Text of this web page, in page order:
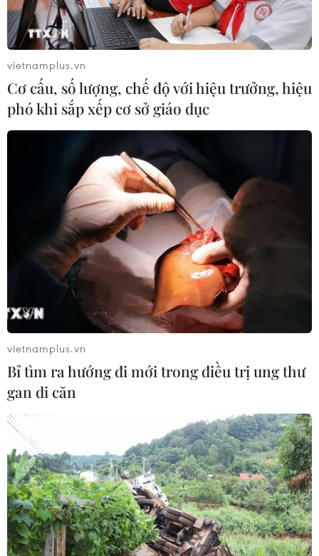
TIN CÙNG CHUYÊN MỤC
Tiến "Bịp" hầu tòa trong vụ
án tổ chức sử dụng trái phép chất ma
túy
07/08/2026 04:40
Khởi tố đối tượng giả danh Công an,
lừa đảo "chạy án" tại Đắk Lắk
06/08/2026 15:07
vietnamplus.vn
Cơ cấu, số lượng, chế độ với hiệu trưởng, hiệu
phó khi sắp xếp cơ sở giáo dục
vietnamplus.vn
Bỉ tìm ra hướng đi mới trong điều trị ung thư
gan di căn